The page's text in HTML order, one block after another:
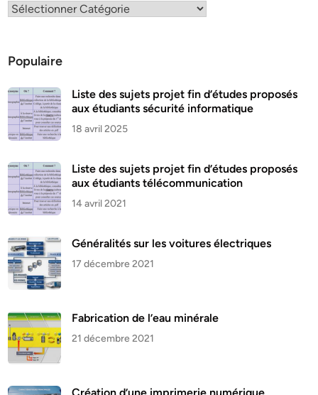
Populaire
Liste des sujets projet fin d’études proposés
aux étudiants sécurité informatique
18 avril 2025
Liste des sujets projet fin d’études proposés
aux étudiants télécommunication
14 avril 2021
Généralités sur les voitures électriques
17 décembre 2021
Fabrication de l’eau minérale
21 décembre 2021